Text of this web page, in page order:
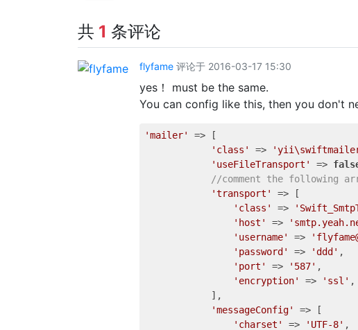
共 1 条评论
flyfame 评论于 2016-03-17 15:30
yes！ must be the same.
You can config like this, then you don't
'mailer'
=> [
'class'
=>
'useFileTransport'
=>
//comment the following
'transport'
=> [
'class'
=>
'host'
=>
'username'
=>
'password'
=> 'ddd' ,
'port'
=> '587' ,
'encryption'
=> 'ssl' ,
            ],
'messageConfig'
=> [
'charset'
=> 'UTF-8' ,